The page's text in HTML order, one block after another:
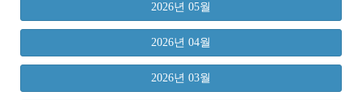
2026년 05월
2026년 04월
2026년 03월